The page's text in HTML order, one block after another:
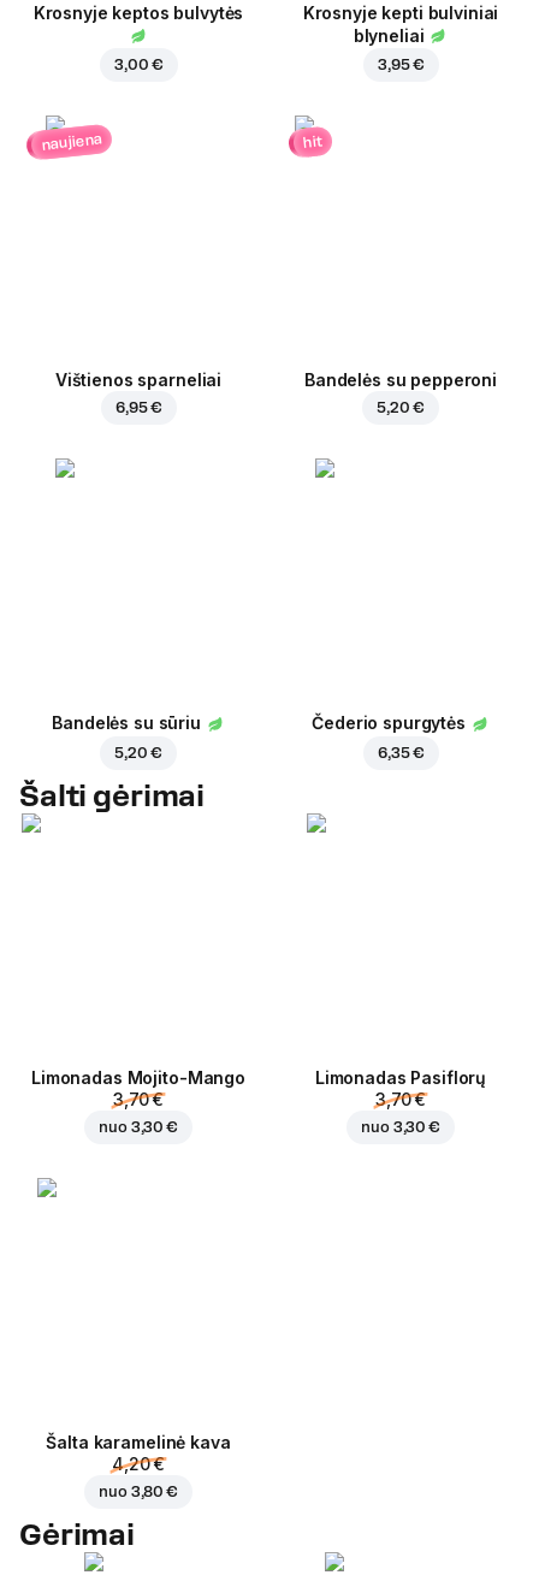
Krosnyje keptos bulvytės
3,00 €
Krosnyje kepti bulviniai
blyneliai
3,95 €
naujiena
Vištienos sparneliai
6,95 €
hit
Bandelės su pepperoni
5,20 €
Bandelės su sūriu
5,20 €
Čederio spurgytės
6,35 €
Šalti gėrimai
Limonadas Mojito-Mango
3,70 €
nuo 3,30 €
Limonadas Pasiflorų
3,70 €
nuo 3,30 €
Šalta karamelinė kava
4,20 €
nuo 3,80 €
Gėrimai